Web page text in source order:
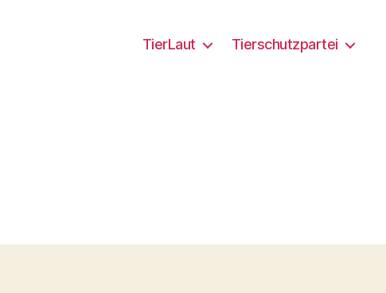
TierLaut Tierschutzpartei